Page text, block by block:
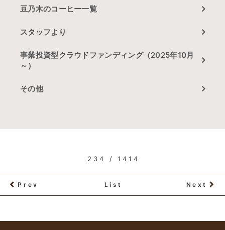
豆乃木のコーヒー一覧
スタッフより
事業投資型クラウドファンディング（2025年10月
～）
その他
234 / 1414
Prev List Next